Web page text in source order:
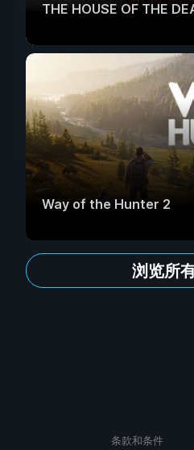
THE HOUSE OF THE
Way of the Hunter 2
浏览所
条款和条件